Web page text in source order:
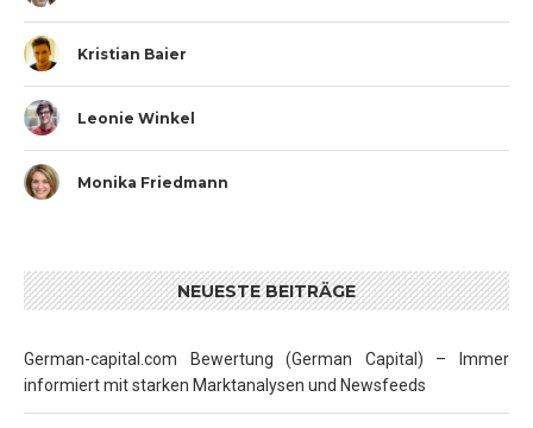
Kristian Baier
Leonie Winkel
Monika Friedmann
NEUESTE BEITRÄGE
German-capital.com Bewertung (German Capital) – Immer
informiert mit starken Marktanalysen und Newsfeeds